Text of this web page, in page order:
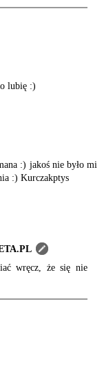
lubię :)
:) jakoś nie było mi
:) Kurczakptys
wręcz, że się nie